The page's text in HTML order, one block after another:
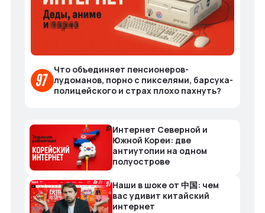
Что объединяет пенсионеров-
лудоманов, порно с пикселями, барсука-
полицейского и страх плохо пахнуть?
Интернет Северной и
Южной Кореи: две
антиутопии на одном
полуострове
Наши в шоке от 中国: чем
вас удивит китайский
интернет